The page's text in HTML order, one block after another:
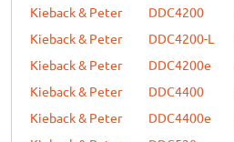
Kieback & Peter DDC4200
Kieback & Peter DDC4200-L
Kieback & Peter DDC4200e
Kieback & Peter DDC4400
Kieback & Peter DDC4400e